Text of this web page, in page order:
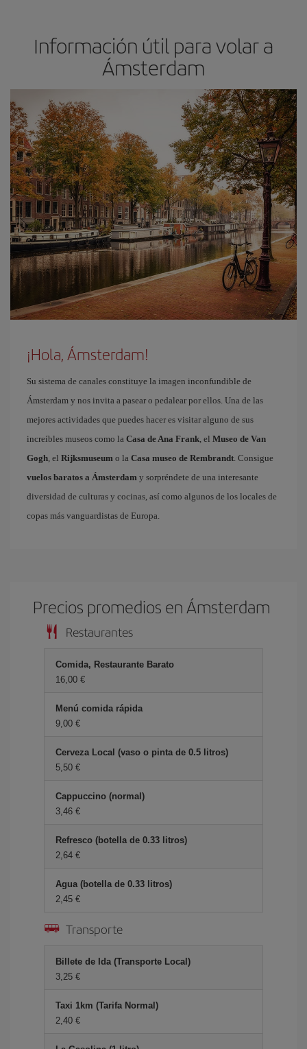
Información útil para volar a
Ámsterdam
¡Hola, Ámsterdam!
Su sistema de canales constituye la imagen inconfundible de
Ámsterdam y nos invita a pasear o pedalear por ellos. Una de las
mejores actividades que puedes hacer es visitar alguno de sus
increíbles museos como la Casa de Ana Frank, el Museo de Van
Gogh, el Rijksmuseum o la Casa museo de Rembrandt. Consigue
vuelos baratos a Ámsterdam y sorpréndete de una interesante
diversidad de culturas y cocinas, así como algunos de los locales de
copas más vanguardistas de Europa.
Precios promedios en Ámsterdam
Restaurantes
Comida, Restaurante Barato
16,00 €
Menú comida rápida
9,00 €
Cerveza Local (vaso o pinta de 0.5 litros)
5,50 €
Cappuccino (normal)
3,46 €
Refresco (botella de 0.33 litros)
2,64 €
Agua (botella de 0.33 litros)
2,45 €
Transporte
Billete de Ida (Transporte Local)
3,25 €
Taxi 1km (Tarifa Normal)
2,40 €